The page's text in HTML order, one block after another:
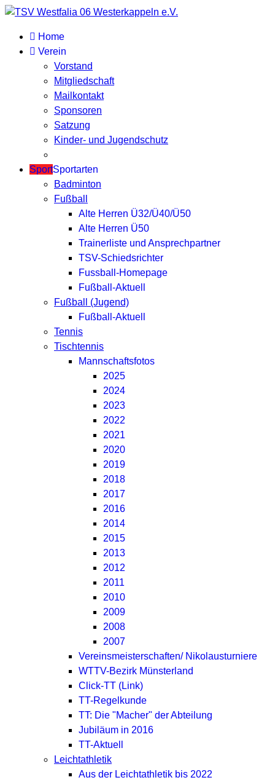
Home
Verein
Vorstand
Mitgliedschaft
Mailkontakt
Sponsoren
Satzung
Kinder- und Jugendschutz
SportSportarten
Badminton
Fußball
Alte Herren Ü32/Ü40/Ü50
Alte Herren Ü50
Trainerliste und Ansprechpartner
TSV-Schiedsrichter
Fussball-Homepage
Fußball-Aktuell
Fußball (Jugend)
Fußball-Aktuell
Tennis
Tischtennis
Mannschaftsfotos
2025
2024
2023
2022
2021
2020
2019
2018
2017
2016
2014
2015
2013
2012
2011
2010
2009
2008
2007
Vereinsmeisterschaften/ Nikolausturniere
WTTV-Bezirk Münsterland
Click-TT (Link)
TT-Regelkunde
TT: Die "Macher" der Abteilung
Jubiläum in 2016
TT-Aktuell
Leichtathletik
Aus der Leichtathletik bis 2022